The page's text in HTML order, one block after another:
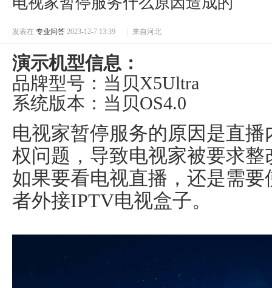
发表在 专业问答 2023-12-7 13:39 来自河北
演示机型信息：
品牌型号：当贝X5Ultra
系统版本：当贝OS4.0
电视家暂停服务的原因是直
权问题，导致电视家被要求
如果要看电视直播，还是需
者外接IPTV电视盒子。